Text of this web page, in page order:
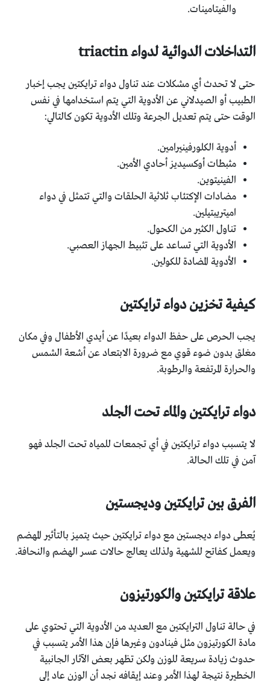
والفيتامينات.
التداخلات الدوائية لدواء triactin
حتى لا تحدث أي مشكلات عند تناول دواء ترايكتين يجب إخبار
الطبيب أو الصيدلاني عن الأدوية التي يتم استخدامها في نفس
الوقت حتى يتم تعديل الجرعة وتلك الأدوية تكون كالتالي:
أدوية الكلورفينيرامين.
مثبطات أوكسيديز أحادي الأمين.
الفينيتوين.
مضادات الإكتئاب ثلاثية الحلقات والتي تتمثل في دواء
اميتريبتيلين.
تناول الكثير من الكحول.
الأدوية التي تساعد على تثبيط الجهاز العصبي.
الأدوية المضادة للكولين.
كيفية تخزين دواء ترايكتين
يجب الحرص على حفظ الدواء بعيدًا عن أيدي الأطفال وفي مكان
مغلق بدون ضوء قوي مع ضرورة الابتعاد عن أشعة الشمس
والحرارة المرتفعة والرطوبة.
دواء ترايكتين والماء تحت الجلد
لا يتسبب دواء ترايكتين في أي تجمعات للمياه تحت الجلد فهو
آمن في تلك الحالة.
الفرق بين ترايكتين وديجستين
يُعطى دواء ديجستين مع دواء ترايكتين حيث يتميز بالتأثير المهضم
ويعمل كفاتح للشهية ولذلك يعالج حالات عسر الهضم والنحافة.
علاقة ترايكتين والكورتيزون
في حالة تناول الترايكتين مع العديد من الأدوية التي تحتوي على
مادة الكورتيزون مثل فينادون وغيرها فإن هذا الأمر يتسبب في
حدوث زيادة سريعة للوزن ولكن تظهر بعض الآثار الجانبية
الخطيرة نتيجة لهذا الأمر وعند إيقافه نجد أن الوزن عاد إلى